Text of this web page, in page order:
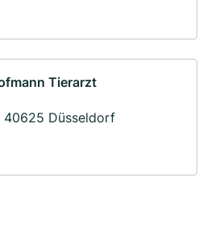
Tierarzt
40625 Düsseldorf